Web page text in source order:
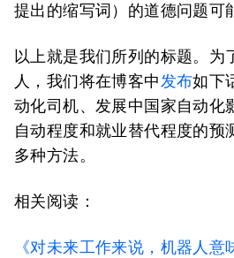
提出的缩写词）的道德问题可
以上就是我们所列的标题。为
人，我们将在博客中发布如下
动化司机、发展中国家自动化
自动程度和就业替代程度的预
多种方法。
相关阅读：
《对未来工作来说，机器人意